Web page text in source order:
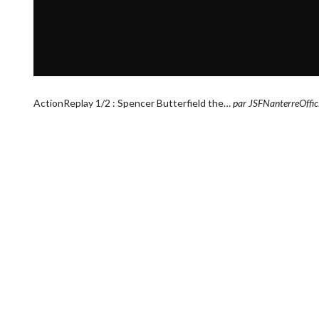
ActionReplay 1/2 : Spencer Butterfield the…par